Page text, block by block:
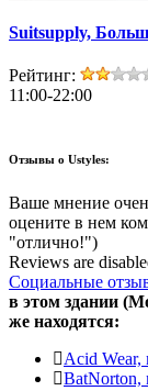
Suitsupply,
Рейтинг:
11:00-22:00
Отзывы о Ustyles:
Ваше мнение
оцените в нем
"отлично!")
Reviews are
Социальные
в этом здании
же находятся:
Acid
BatNorton,